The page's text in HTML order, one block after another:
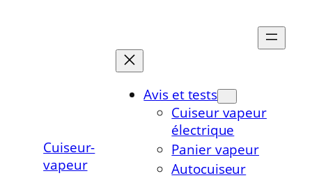
Cuiseur-
vapeur
Avis et tests
Cuiseur vapeur
électrique
Panier vapeur
Autocuiseur